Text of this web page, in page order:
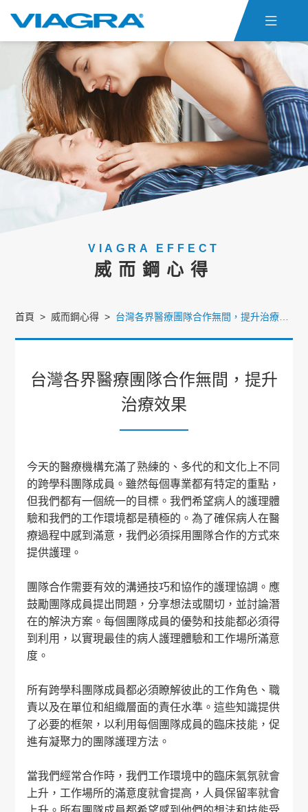

首頁
關於ED 威而鋼心得
聯絡我們 貨態查詢
威而鋼購買
VIAGRA EFFECT
威而鋼心得
首頁 威而鋼心得
台灣各界醫療團隊合作無間，提升
治療效果
今天的醫療機構充滿了熟練的、多代的和文化上不同
的跨學科團隊成員。雖然每個專業都有特定的重點，
但我們都有一個統一的目標。我們希望病人的護理體
驗和我們的工作環境都是積極的。為了確保病人在醫
療過程中感到滿意，我們必須採用團隊合作的方式來
提供護理。
團隊合作需要有效的溝通技巧和協作的護理協調。應
鼓勵團隊成員提出問題，分享想法或關切，並討論潛
在的解決方案。每個團隊成員的優勢和技能都必須得
到利用，以實現最佳的病人護理體驗和工作場所滿意
度。
所有跨學科團隊成員都必須瞭解彼此的工作角色、職
責以及在單位和組織層面的責任水準。這些知識提供
了必要的框架，以利用每個團隊成員的臨床技能，促
進有凝聚力的團隊護理方法。
當我們經常合作時，我們工作環境中的臨床氣氛就會
上升，工作場所的滿意度就會提高，人員保留率就會